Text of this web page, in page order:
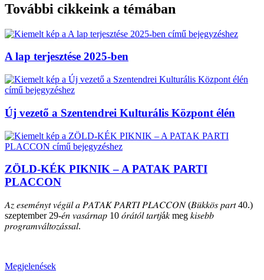
További cikkeink a témában
A lap terjesztése 2025-ben
Új vezető a Szentendrei Kulturális Központ élén
ZÖLD-KÉK PIKNIK – A PATAK PARTI
PLACCON
𝐴𝑧 𝑒𝑠𝑒𝑚𝑒́𝑛𝑦𝑡 𝑣𝑒́𝑔𝑢̈𝑙 𝑎 𝑃𝐴𝑇𝐴𝐾 𝑃𝐴𝑅𝑇𝐼 𝑃𝐿𝐴𝐶𝐶𝑂𝑁 (𝐵𝑢̈𝑘𝑘𝑜̈𝑠 𝑝𝑎𝑟𝑡 40.)
szeptember 29-𝑒́𝑛 𝑣𝑎𝑠𝑎́𝑟𝑛𝑎𝑝 10 𝑜́𝑟𝑎́𝑡𝑜́𝑙 𝑡𝑎𝑟𝑡𝑗á𝑘 meg 𝑘𝑖𝑠𝑒𝑏𝑏
𝑝𝑟𝑜𝑔𝑟𝑎𝑚𝑣𝑎́𝑙𝑡𝑜𝑧𝑎́𝑠𝑠𝑎𝑙.
Megjelenések